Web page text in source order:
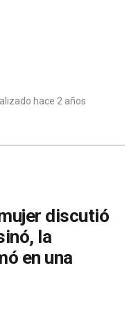
hace 2 años
discutió
la
en una